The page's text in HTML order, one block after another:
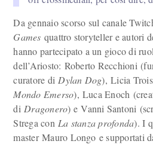
Da gennaio scorso sul canale
Games quattro storyteller e autori
hanno partecipato a un gioco di
dell’Ariosto: Roberto Recchioni
curatore di Dylan Dog), Licia
Mondo Emerso), Luca Enoch
di Dragonero) e Vanni Santoni
Strega con La stanza profonda). I
master Mauro Longo e supportati